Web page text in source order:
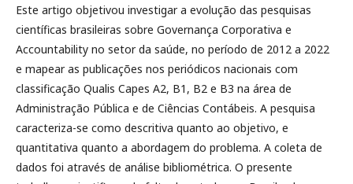
Este artigo objetivou investigar a evolução das pesquisas
científicas brasileiras sobre Governança Corporativa e
Accountability no setor da saúde, no período de 2012 a 2022
e mapear as publicações nos periódicos nacionais com
classificação Qualis Capes A2, B1, B2 e B3 na área de
Administração Pública e de Ciências Contábeis. A pesquisa
caracteriza-se como descritiva quanto ao objetivo, e
quantitativa quanto a abordagem do problema. A coleta de
dados foi através de análise bibliométrica. O presente